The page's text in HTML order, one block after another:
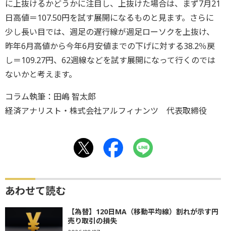
に上抜けるかどうかに注目し、上抜けた場合は、まず7月21
日高値＝107.50円を試す展開になるものと見ます。さらに
少し長い目では、週足の遅行線が週足ローソクを上抜け、
昨年6月高値から今年6月安値までの下げに対する38.2％戻
し＝109.27円、62週線などを試す展開になって行くのでは
ないかと考えます。
コラム執筆：田嶋 智太郎
経済アナリスト・株式会社アルフィナンツ 代表取締役
あわせて読む
【為替】120日MA（移動平均線）割れが示す円
売り取引の損失